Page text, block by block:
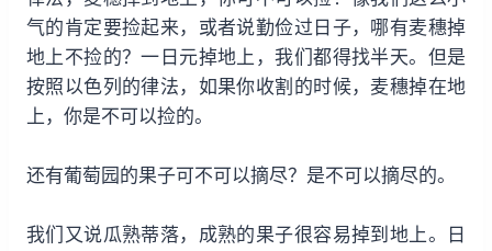
气的肯定要捡起来，或者说勤俭过日子，哪有麦穗掉
地上不捡的？一日元掉地上，我们都得找半天。但是
按照以色列的律法，如果你收割的时候，麦穗掉在地
上，你是不可以捡的。
还有葡萄园的果子可不可以摘尽？是不可以摘尽的。
我们又说瓜熟蒂落，成熟的果子很容易掉到地上。日